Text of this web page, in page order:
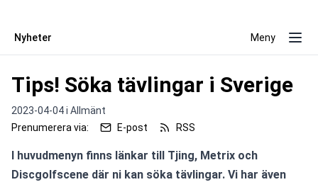
Nyheter Meny
Tips! Söka tävlingar i Sverige
2023-04-04 i Allmänt
Prenumerera via:
E-post RSS
I huvudmenyn finns länkar till Tjing, Metrix och
Discgolfscene där ni kan söka tävlingar. Vi har även